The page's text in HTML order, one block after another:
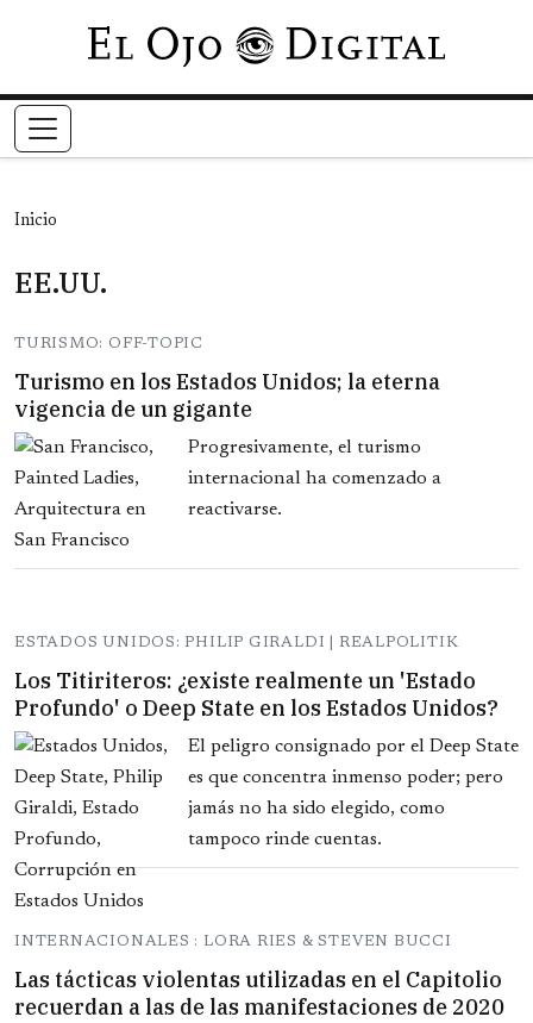
Pasar al contenido principal
Inicio
EE.UU.
TURISMO: OFF-TOPIC
Turismo en los Estados Unidos; la eterna
vigencia de un gigante
Progresivamente, el turismo
internacional ha comenzado a
reactivarse.
ESTADOS UNIDOS: PHILIP GIRALDI | REALPOLITIK
Los Titiriteros: ¿existe realmente un 'Estado
Profundo' o Deep State en los Estados Unidos?
El peligro consignado por el Deep State
es que concentra inmenso poder; pero
jamás no ha sido elegido, como
tampoco rinde cuentas.
INTERNACIONALES : LORA RIES & STEVEN BUCCI
Las tácticas violentas utilizadas en el Capitolio
recuerdan a las de las manifestaciones de 2020